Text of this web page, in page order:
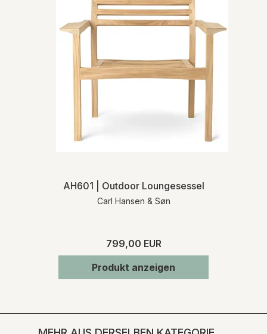
AH601 | Outdoor Loungesessel
Carl Hansen & Søn
799,00 EUR
Produkt anzeigen